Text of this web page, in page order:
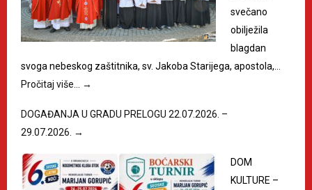
svečano
obilježila
blagdan
svoga nebeskog zaštitnika, sv. Jakoba Starijega, apostola,…
Pročitaj više…
→
DOGAĐANJA U GRADU PRELOGU 22.07.2026. –
29.07.2026. →
DOM
KULTURE –